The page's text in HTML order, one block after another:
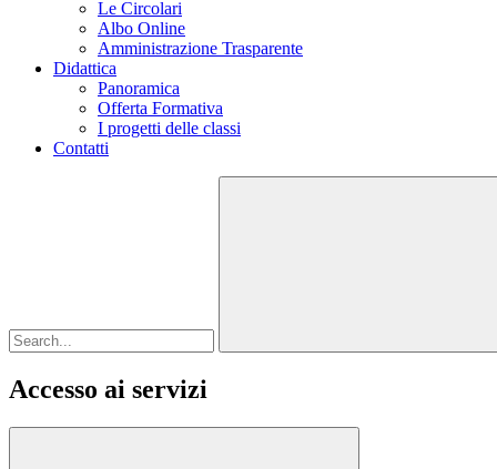
Le Circolari
Albo Online
Amministrazione Trasparente
Didattica
Panoramica
Offerta Formativa
I progetti delle classi
Contatti
Accesso ai servizi